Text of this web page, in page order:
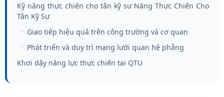
Kỹ năng thực chiến cho tân kỹ sư Năng Thực Chiến Cho
Tân Kỹ Sư
Giao tiếp hiệu quả trên công trường và cơ quan
Phát triển và duy trì mạng lưới quan hệ phẳng
Khơi dậy năng lực thực chiến tại QTU